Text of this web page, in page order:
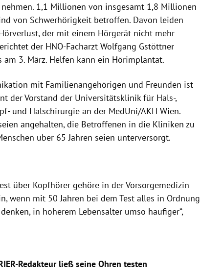
1,1 Millionen von insgesamt 1,8 Millionen
von Schwerhörigkeit betroffen. Davon leiden
der mit einem Hörgerät nicht mehr
der HNO-Facharzt Wolfgang Gstöttner
3. März. Helfen kann ein Hörimplantat.
mit Familienangehörigen und Freunden ist
der Vorstand der Universitätsklinik für Hals-,
und Halschirurgie an der MedUni/AKH Wien.
angehalten, die Betroffenen in die Kliniken zu
über 65 Jahren seien unterversorgt.
über Kopfhörer gehöre in der Vorsorgemedizin
wenn mit 50 Jahren bei dem Test alles in Ordnung
in höherem Lebensalter umso häufiger“,
Redakteur ließ seine Ohren testen